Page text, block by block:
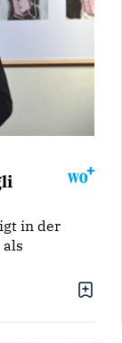
in der